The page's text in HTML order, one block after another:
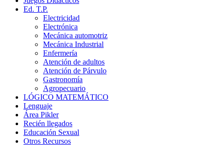
Ed. T.P.
Electricidad
Electrónica
Mecánica automotriz
Mecánica Industrial
Enfermería
Atención de adultos
Atención de Párvulo
Gastronomía
Agropecuario
LÓGICO MATEMÁTICO
Lenguaje
Área Pikler
Recién llegados
Educación Sexual
Otros Recursos